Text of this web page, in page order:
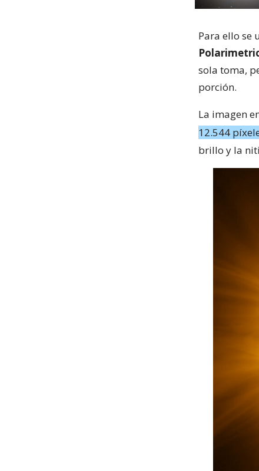
Para ello se
sola toma,
porción.
La imagen
12.544
brillo y la